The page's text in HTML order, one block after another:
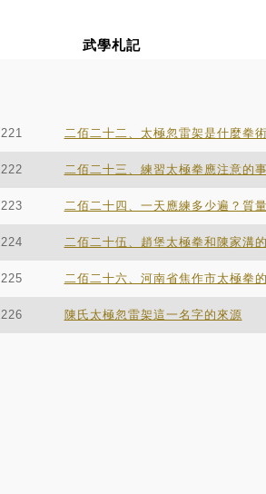
武學札記
221 二佰二十二、太極忽雷架是什麼拳
222 二佰二十三、練習太極拳應注意的
223 二佰二十四、一天應練多少遍？質
224 二佰二十伍、趙堡太極拳和陳家溝
225 二佰二十六、河南省焦作市太極拳
226 陳氏太極忽雷架這一名字的來源